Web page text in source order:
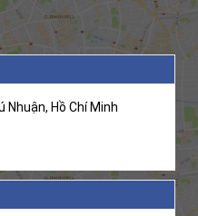
Hồ Chí Minh